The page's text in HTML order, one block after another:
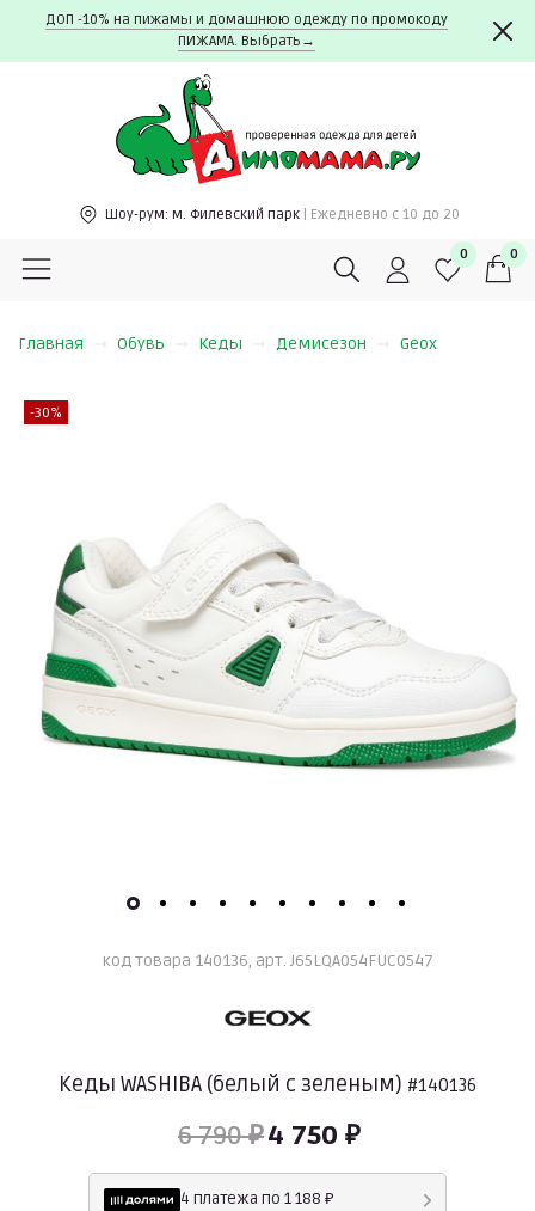
ДОП -10% на пижамы и домашнюю одежду по промокоду
ПИЖАМА. Выбрать→
Шоу-рум: м. Филевский парк | Ежедневно c 10 до 20
0 0
Главная Обувь Кеды Демисезон Geox
-30%
код товара 140136, арт. J65LQA054FUC0547
Кеды WASHIBA (белый с зеленым) #140136
6 790 ₽4 750 ₽
4 платежа по 1 188 ₽